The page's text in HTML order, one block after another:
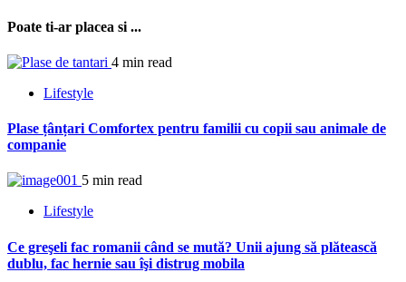
Poate ti-ar placea si ...
4 min read
Lifestyle
Plase țânțari Comfortex pentru familii cu copii sau animale de
companie
5 min read
Lifestyle
Ce greşeli fac romanii când se mută? Unii ajung să plătească
dublu, fac hernie sau îşi distrug mobila